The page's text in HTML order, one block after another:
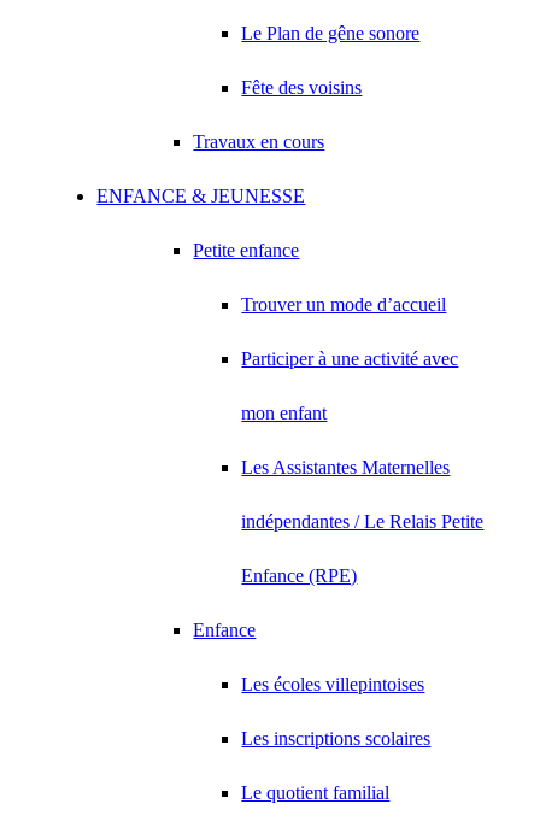
Le Plan de gêne sonore
Fête des voisins
Travaux en cours
ENFANCE & JEUNESSE
Petite enfance
Trouver un mode d’accueil
Participer à une activité avec
mon enfant
Les Assistantes Maternelles
indépendantes / Le Relais Petite
Enfance (RPE)
Enfance
Les écoles villepintoises
Les inscriptions scolaires
Le quotient familial